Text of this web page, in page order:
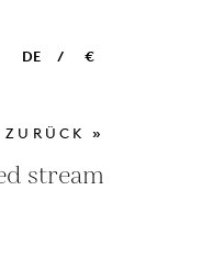
DE
NL
ES
/ €
EUR
GBP
ZURÜCK »
stream